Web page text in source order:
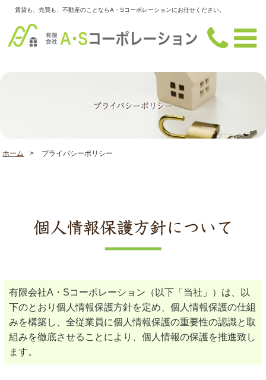
賃貸も、売買も、不動産のことならA・Sコーポレーションにお任せください。
ホーム > プライバシーポリシー
有限会社A・Sコーポレーション（以下「当社」）は、以
下のとおり個人情報保護方針を定め、個人情報保護の仕組
みを構築し、全従業員に個人情報保護の重要性の認識と取
組みを徹底させることにより、個人情報の保護を推進致し
ます。